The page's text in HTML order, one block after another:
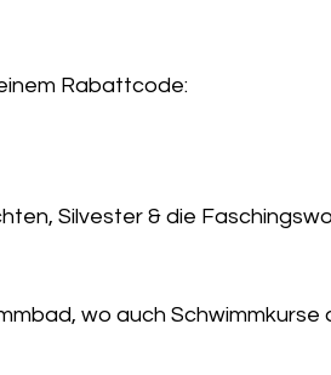
Rabattcode:
Silvester & die
wo auch